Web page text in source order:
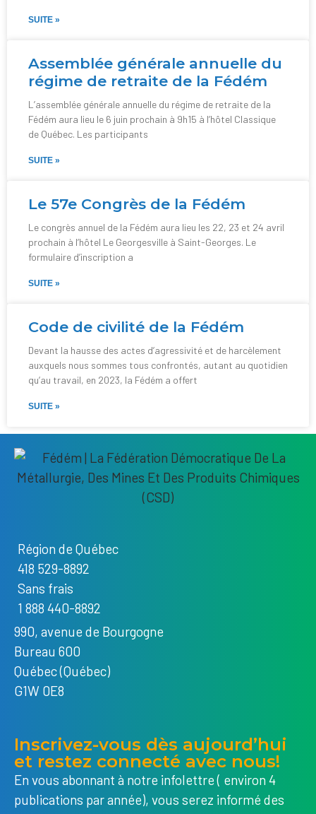
SUITE »
Assemblée générale annuelle du
régime de retraite de la Fédém
L’assemblée générale annuelle du régime de retraite de la
Fédém aura lieu le 6 juin prochain à 9h15 à l’hôtel Classique
de Québec. Les participants
SUITE »
Le 57e Congrès de la Fédém
Le congrès annuel de la Fédém aura lieu les 22, 23 et 24 avril
prochain à l’hôtel Le Georgesville à Saint-Georges. Le
formulaire d’inscription a
SUITE »
Code de civilité de la Fédém
Devant la hausse des actes d’agressivité et de harcèlement
auxquels nous sommes tous confrontés, autant au quotidien
qu’au travail, en 2023, la Fédém a offert
SUITE »
Région de Québec
418 529-8892
Sans frais
1 888 440-8892
990, avenue de Bourgogne
Bureau 600
Québec (Québec)
G1W 0E8
Inscrivez-vous dès aujourd’hui
et restez connecté avec nous!
En vous abonnant à notre infolettre ( environ 4
publications par année), vous serez informé des